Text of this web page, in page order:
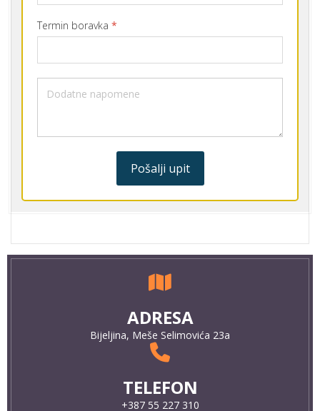
Termin boravka *
Pošalji upit
ADRESA
Bijeljina, Meše Selimovića 23a
TELEFON
+387 55 227 310